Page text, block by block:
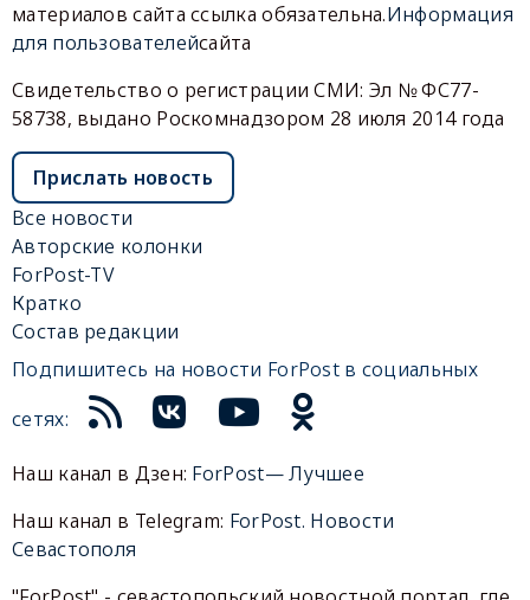
материалов сайта ссылка обязательна.Информация
для пользователейсайта
Свидетельство о регистрации СМИ: Эл № ФС77-
58738, выдано Роскомнадзором 28 июля 2014 года
Прислать новость
Все новости
Авторские колонки
ForPost-TV
Кратко
Состав редакции
Подпишитесь на новости ForPost в социальных
сетях:
Наш канал в Дзен: ForPost— Лучшее
Наш канал в Telegram: ForPost. Новости
Севастополя